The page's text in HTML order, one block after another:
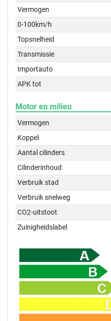
Vermogen
0-100km/h
Topsnelheid
Transmissie
Importauto
APK tot
Motor en milieu
Vermogen
Koppel
Aantal cilinders
Cilinderinhoud
Verbruik stad
Verbruik snelweg
CO2-uitstoot
Zuinigheidslabel